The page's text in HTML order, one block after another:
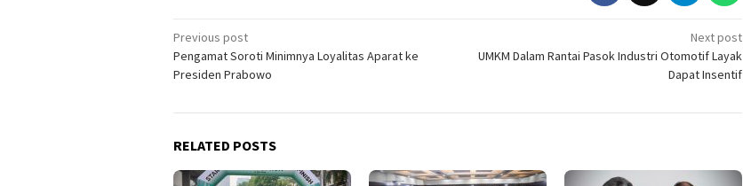
Post
navigation
Previous post
Pengamat Soroti Minimnya Loyalitas Aparat ke
Presiden Prabowo
Next post
UMKM Dalam Rantai Pasok Industri Otomotif Layak
Dapat Insentif
RELATED POSTS